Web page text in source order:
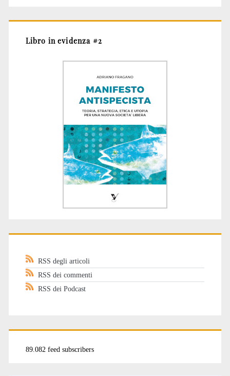
Libro in evidenza #2
RSS degli articoli
RSS dei commenti
RSS dei Podcast
89.082 feed subscribers